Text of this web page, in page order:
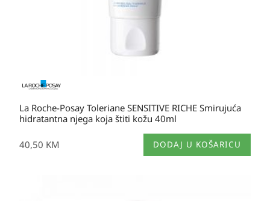
La Roche-Posay Toleriane SENSITIVE RICHE Smirujuća
hidratantna njega koja štiti kožu 40ml
40,50 KM DODAJ U KOŠARICU